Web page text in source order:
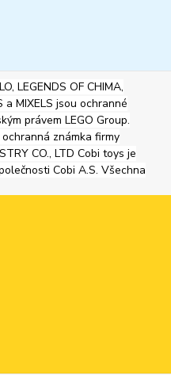
LEGENDS OF CHIMA,
a MIXELS jsou ochranné
právem LEGO Group.
známka firmy
CO., LTD Cobi toys je
Cobi A.S. Všechna